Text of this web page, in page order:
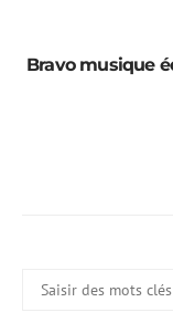
Bravo musique